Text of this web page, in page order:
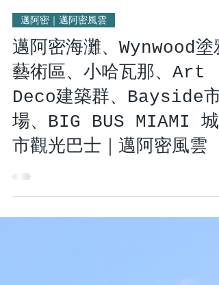
chufantzou
2023年7月14日
讀畢需時 5 分鐘
邁阿密｜邁阿密風雲
邁阿密海灘、Wynwood塗
藝術區、小哈瓦那、Art
Deco建築群、Bayside市
場、BIG BUS MIAMI 城
市觀光巴士｜邁阿密風雲